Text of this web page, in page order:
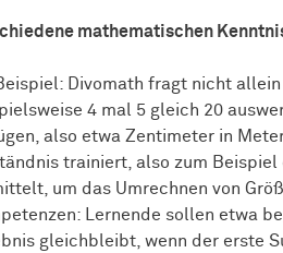
mathematischen
Divomath fragt nicht
4 mal 5 gleich 20
also etwa Zentimeter in
trainiert, also zum
um das Umrechnen von
Lernende sollen etwa
gleichbleibt, wenn der erste